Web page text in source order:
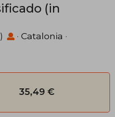
(in
· Catalonia ·
35,49 €